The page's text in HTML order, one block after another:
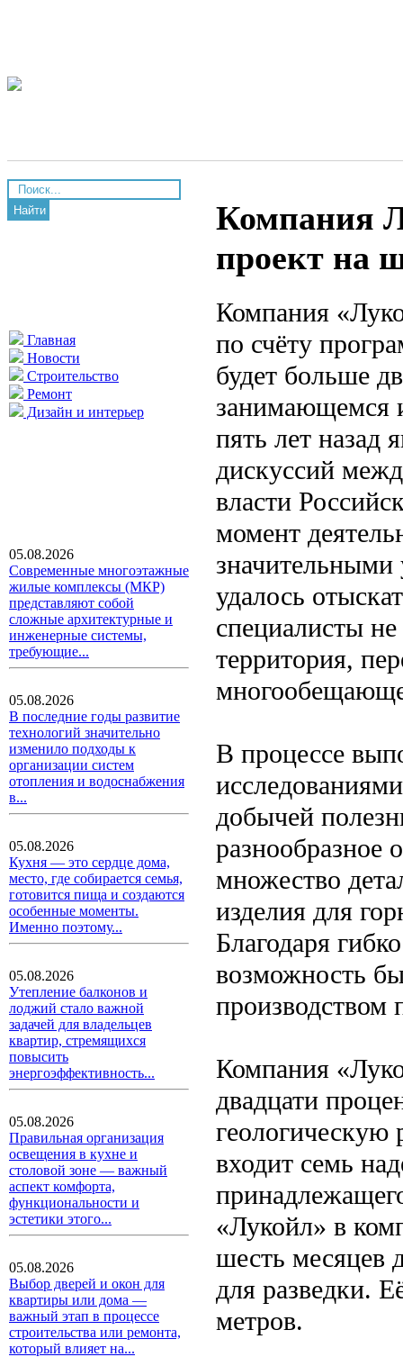
Найти
Главная
Новости
Строительство
Ремонт
Дизайн и интерьер
05.08.2026
Современные многоэтажные
жилые комплексы (МКР)
представляют собой
сложные архитектурные и
инженерные системы,
требующие...
05.08.2026
В последние годы развитие
технологий значительно
изменило подходы к
организации систем
отопления и водоснабжения
в...
05.08.2026
Кухня — это сердце дома,
место, где собирается семья,
готовится пища и создаются
особенные моменты.
Именно поэтому...
05.08.2026
Утепление балконов и
лоджий стало важной
задачей для владельцев
квартир, стремящихся
повысить
энергоэффективность...
05.08.2026
Правильная организация
освещения в кухне и
столовой зоне — важный
аспект комфорта,
функциональности и
эстетики этого...
05.08.2026
Выбор дверей и окон для
квартиры или дома —
важный этап в процессе
строительства или ремонта,
который влияет на...
Компания
проект на
Компания
по счёту
будет больше
занимающемся
пять лет назад
дискуссий
власти
момент
удалось
специалисты
территория,
В процессе
добычей
разнообразное
множество
изделия для
Благодаря
возможность
производством
Компания
двадцати
геологическую
входит семь
«Лукойл» в
шесть месяцев
для разведки.
метров.